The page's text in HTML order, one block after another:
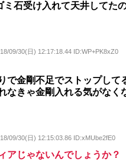
ミ石受け入れて天井してた
09/30(日) 12:17:18.44 ID:WP+PK8xZ0
で金剛不足でストップして
なきゃ金剛入れる気がなく
09/30(日) 12:15:03.86 ID:xMUbe2fE0
アじゃないんでしょうか？